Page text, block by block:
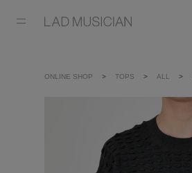
ONLINE SHOP TOPS ALL